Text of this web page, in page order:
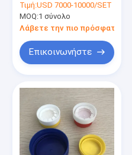
τύπων αυτόματο
που σφραγίζει και
μηχανή 2000bph
κάλυψης
Τιμή:USD 7000-10000/SET
MOQ:1 σύνολο
Λάβετε την πιο πρόσφατη
Επικοινωνήστε